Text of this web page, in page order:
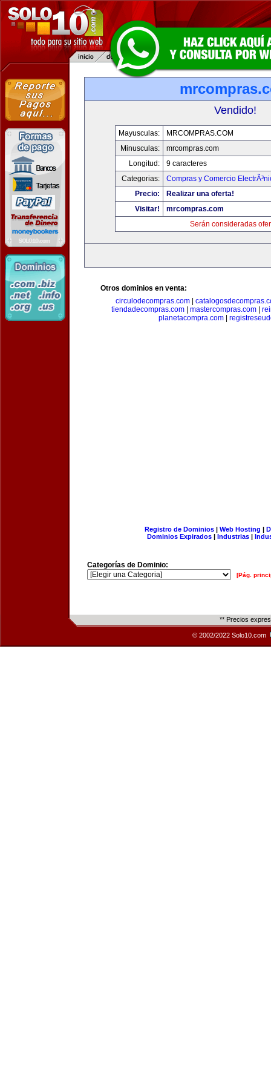
Vendido!
Mayusculas:
MRCOMPRAS.COM
Minusculas:
mrcompras.com
Longitud:
9 caracteres
Categorias:
Compras y Comercio
Precio:
Realizar una oferta!
Visitar!
mrcompras.com
Serán consideradas
Otros dominios en venta:
circulodecompras.com|
tiendadecompras.com| mastercompras.com|
planetacompra.com
Registro de Dominios| Web Hosting |
Dominios Expirados | Industrias |
Categorías de Dominio:
[Pág.
** Precios
© 2002/2022 Solo10.com